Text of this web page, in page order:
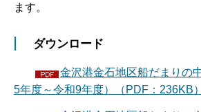
ます。
ダウンロード
金沢港金石地区船だまりの
5年度～令和9年度）（PDF：236KB）